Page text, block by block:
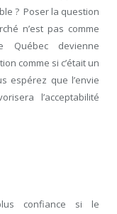
? Poser la question
n’est pas comme
Québec devienne
comme si c’était un
espérez que l’envie
l’acceptabilité
confiance si le